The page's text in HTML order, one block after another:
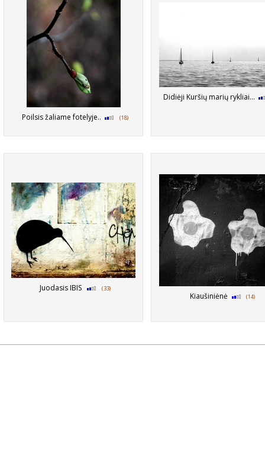
Poilsis žaliame fotelyje.. (18)
Didiėji Kuršių marių rykliai...
Juodasis IBIS (33)
Kiaušiniėnė (14)